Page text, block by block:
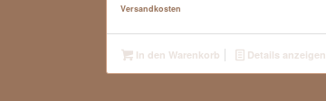
Versandkosten
In den Warenkorb Details anzeigen